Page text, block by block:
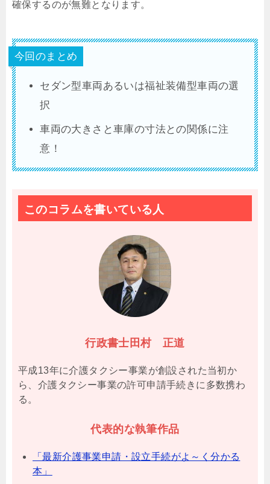
確保するのが無難となります。
今回のまとめ
セダン型車両あるいは福祉装備型車両の選
択
車両の大きさと車庫の寸法との関係に注
意！
このコラムを書いている人
行政書士田村 正道
平成13年に介護タクシー事業が創設された当初か
ら、介護タクシー事業の許可申請手続きに多数携わ
る。
代表的な執筆作品
「最新介護事業申請・設立手続がよ～く分かる
本」